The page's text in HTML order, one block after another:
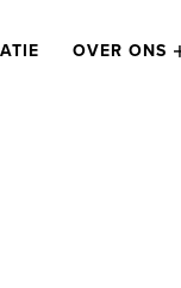
OVER ONS